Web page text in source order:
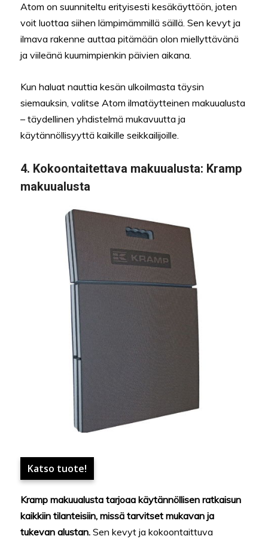
Atom on suunniteltu erityisesti kesäkäyttöön, joten
voit luottaa siihen lämpimämmillä säillä. Sen kevyt ja
ilmava rakenne auttaa pitämään olon miellyttävänä
ja viileänä kuumimpienkin päivien aikana.
Kun haluat nauttia kesän ulkoilmasta täysin
siemauksin, valitse Atom ilmatäytteinen makuualusta
– täydellinen yhdistelmä mukavuutta ja
käytännöllisyyttä kaikille seikkailijoille.
4. Kokoontaitettava makuualusta: Kramp
makuualusta
Katso tuote!
Kramp makuualusta tarjoaa käytännöllisen ratkaisun
kaikkiin tilanteisiin, missä tarvitset mukavan ja
tukevan alustan. Sen kevyt ja kokoontaittuva